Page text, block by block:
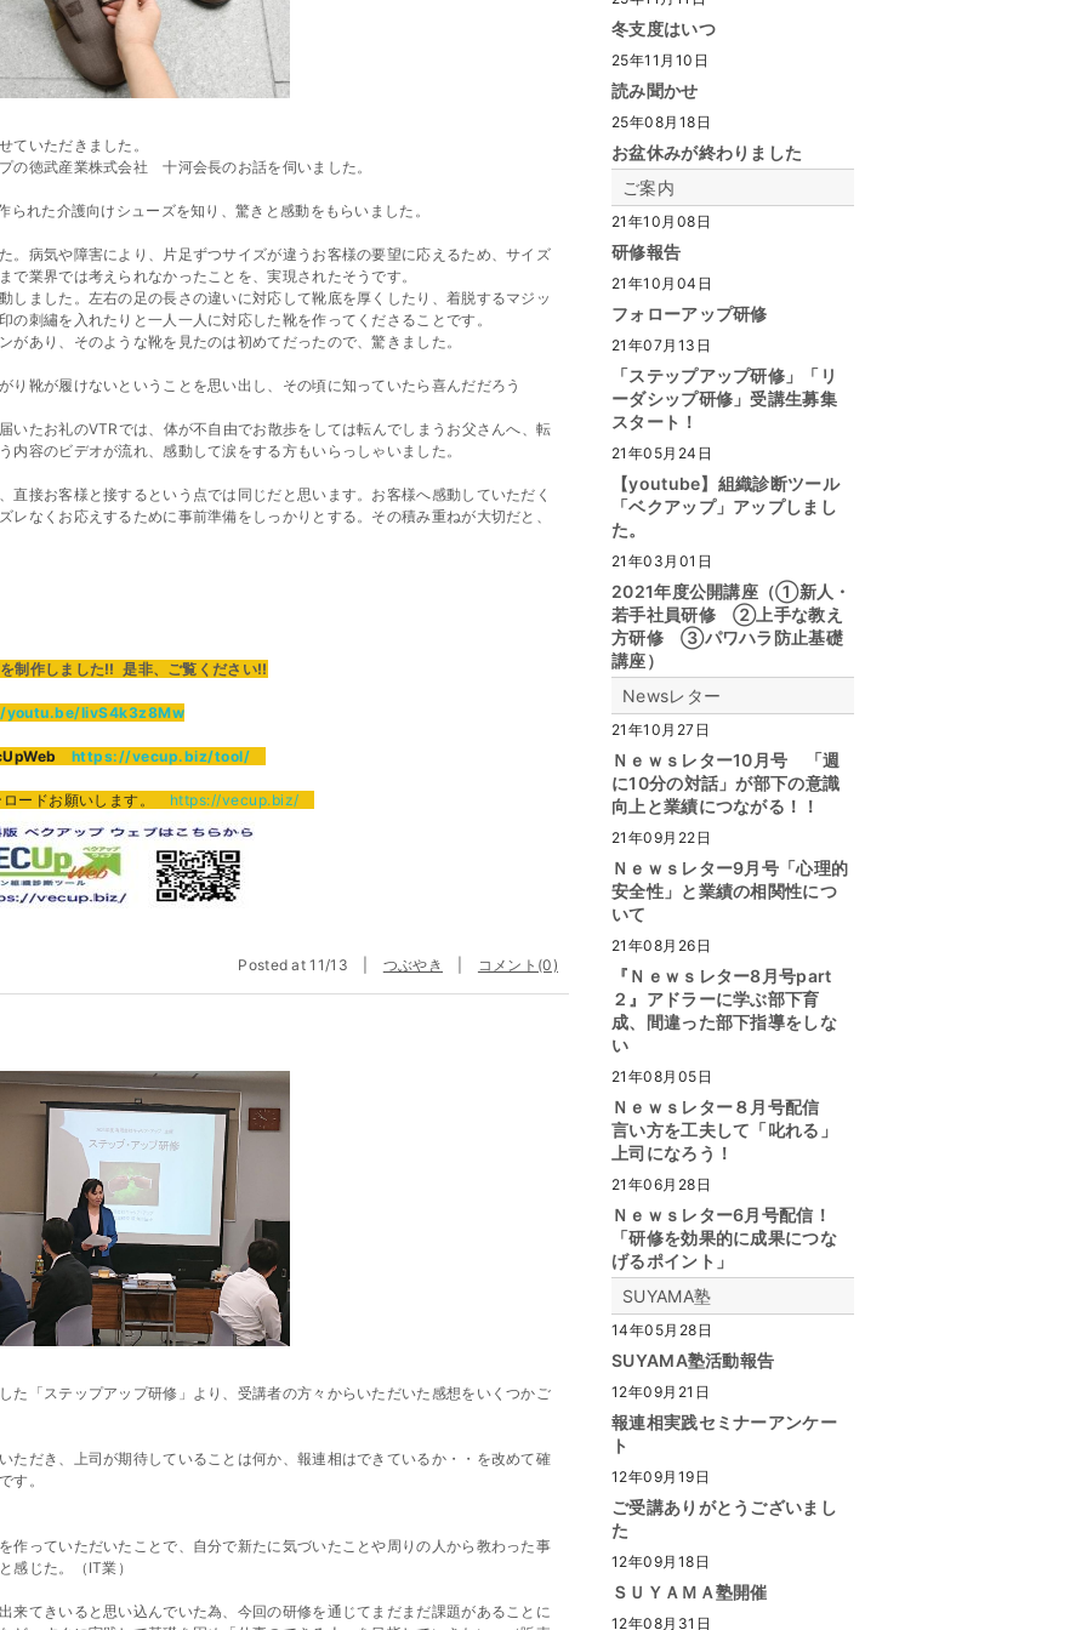
ていただきました。
徳武産業株式会社 十河会長のお話を伺いました。
れた介護向けシューズを知り、驚きと感動をもらいました。
。病気や障害により、片足ずつサイズが違うお客様の要望に応えるため、サイズ
業界では考えられなかったことを、実現されたそうです。
しました。左右の足の長さの違いに対応して靴底を厚くしたり、着脱するマジッ
刺繡を入れたりと一人一人に対応した靴を作ってくださることです。
あり、そのような靴を見たのは初めてだったので、驚きました。
り靴が履けないということを思い出し、その頃に知っていたら喜んだだろう
いたお礼のVTRでは、体が不自由でお散歩をしては転んでしまうお父さんへ、転
容のビデオが流れ、感動して涙をする方もいらっしゃいました。
直接お客様と接するという点では同じだと思います。お客様へ感動していただく
レなくお応えするために事前準備をしっかりとする。その積み重ねが大切だと、
作しました!! 是非、ご覧ください!!
IivS4k3z8Mw
https://vecup.biz/tool/
ードお願いします。 https://vecup.biz/
Posted at 11/13 | つぶやき コメント(0)
た「ステップアップ研修」より、受講者の方々からいただいた感想をいくつかご
ただき、上司が期待していることは何か、報連相はできているか・・を改めて確
す。
作っていただいたことで、自分で新たに気づいたことや周りの人から教わった事
感じた。（IT業）
来てきいると思い込んでいた為、今回の研修を通じてまだまだ課題があることに
冬支度はいつ
25年11月10日
読み聞かせ
25年08月18日
お盆休みが終わりました
ご案内
21年10月08日
研修報告
21年10月04日
フォローアップ研修
21年07月13日
「ステップアップ研修」「リ
ーダシップ研修」受講生募集
スタート！
21年05月24日
【youtube】組織診断ツール
「ベクアップ」アップしまし
た。
21年03月01日
2021年度公開講座（①新人・
若手社員研修 ②上手な教え
方研修 ③パワハラ防止基礎
講座）
Newsレター
21年10月27日
Ｎｅｗｓレター10月号 「週
に10分の対話」が部下の意識
向上と業績につながる！！
21年09月22日
Ｎｅｗｓレター9月号「心理的
安全性」と業績の相関性につ
いて
21年08月26日
『Ｎｅｗｓレター8月号part
２』アドラーに学ぶ部下育
成、間違った部下指導をしな
い
21年08月05日
Ｎｅｗｓレター８月号配信
言い方を工夫して「叱れる」
上司になろう！
21年06月28日
Ｎｅｗｓレター6月号配信！
「研修を効果的に成果につな
げるポイント」
SUYAMA塾
14年05月28日
SUYAMA塾活動報告
12年09月21日
報連相実践セミナーアンケー
ト
12年09月19日
ご受講ありがとうございまし
た
12年09月18日
ＳＵＹＡＭＡ塾開催
12年08月31日